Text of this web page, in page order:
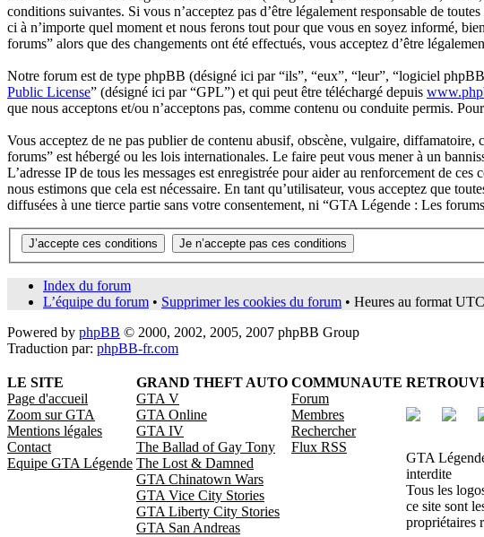
conditions suivantes. Si vous n’acceptez pas d’être légalement responsable de
ci à n’importe quel moment et nous ferons tout pour que vous en soyez informé,
forums” alors que des changements ont été effectués, vous acceptez d’être
Notre forum est de type phpBB (désigné ici par “ils”, “eux”, “leur”, “logiciel
Public License” (désigné ici par “GPL”) et qui peut être téléchargé depuis
que nous acceptons et/ou n’acceptons pas, comme contenu ou conduite permis.
Vous acceptez de ne pas publier de contenu abusif, obscène, vulgaire,
forums” est hébergé ou les lois internationales. Le faire peut vous mener à un
L’adresse IP de tous les messages est enregistrée pour aider au renforcement de
nous estimons que cela est nécessaire. En tant qu’utilisateur, vous acceptez que
diffusées à une tierce partie sans votre consentement, ni “GTA Légende : Les
Index du forum
L’équipe du forum • Supprimer les cookies du forum • Heures au format
Powered by phpBB © 2000, 2002, 2005, 2007 phpBB Group
Traduction par: phpBB-fr.com
LE SITE
Page d'accueil
Zoom sur GTA
Mentions légales
Contact
Equipe GTA Légende
GRAND THEFT AUTO
GTA V
GTA Online
GTA IV
The Ballad of Gay Tony
The Lost & Damned
GTA Chinatown Wars
GTA Vice City Stories
GTA Liberty City Stories
GTA San Andreas
COMMUNAUTE
Forum
Membres
Rechercher
Flux RSS
GTA
interdite
Tous les
ce site sont
propriétaires